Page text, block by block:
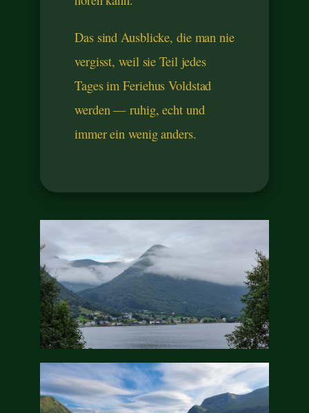
Das sind Ausblicke, die man nie
vergisst, weil sie Teil jedes
Tages im Feriehus Voldstad
werden — ruhig, echt und
immer ein wenig anders.